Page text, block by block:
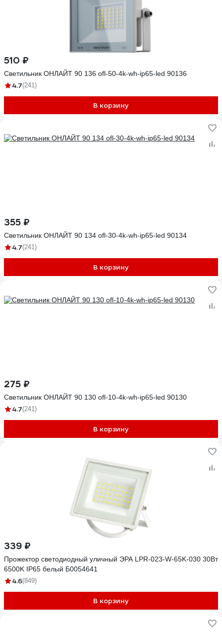
510 ₽
Светильник ОНЛАЙТ 90 136 ofl-50-4k-wh-ip65-led 90136
4.7(241)
В корзину
355 ₽
Светильник ОНЛАЙТ 90 134 ofl-30-4k-wh-ip65-led 90134
4.7(241)
В корзину
275 ₽
Светильник ОНЛАЙТ 90 130 ofl-10-4k-wh-ip65-led 90130
4.7(241)
В корзину
339 ₽
Прожектор светодиодный уличный ЭРА LPR-023-W-65K-030 30Вт
6500K IP65 белый Б0054641
4.6(849)
В корзину